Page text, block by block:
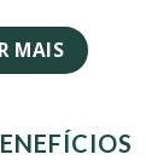
MAIS